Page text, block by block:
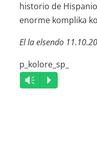
historio de
enorme komplika
El la elsendo
p_kolore_sp_
Audio
Player
Vm P